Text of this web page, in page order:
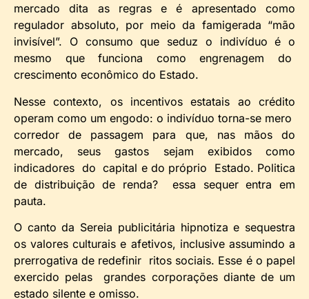
mercado dita as regras e é apresentado como
regulador absoluto, por meio da famigerada “mão
invisível”. O consumo que seduz o indivíduo é o
mesmo que funciona como engrenagem do
crescimento econômico do Estado.
Nesse contexto, os incentivos estatais ao crédito
operam como um engodo: o indivíduo torna-se mero
corredor de passagem para que, nas mãos do
mercado, seus gastos sejam exibidos como
indicadores do capital e do próprio Estado. Politica
de distribuição de renda? essa sequer entra em
pauta.
O canto da Sereia publicitária hipnotiza e sequestra
os valores culturais e afetivos, inclusive assumindo a
prerrogativa de redefinir ritos sociais. Esse é o papel
exercido pelas grandes corporações diante de um
estado silente e omisso.